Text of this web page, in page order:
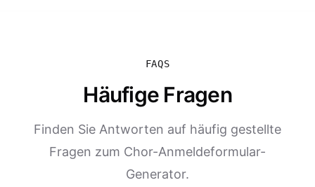
FAQS
Häufige Fragen
Finden Sie Antworten auf häufig gestellte
Fragen zum Chor-Anmeldeformular-
Generator.